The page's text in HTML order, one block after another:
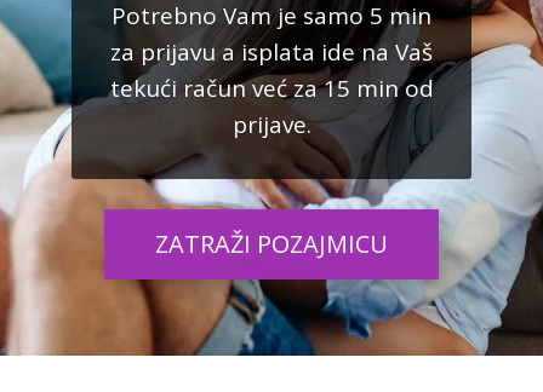
Potrebno Vam je samo 5 min
za prijavu a isplata ide na Vaš
tekući račun već za 15 min od
prijave.
ZATRAŽI POZAJMICU